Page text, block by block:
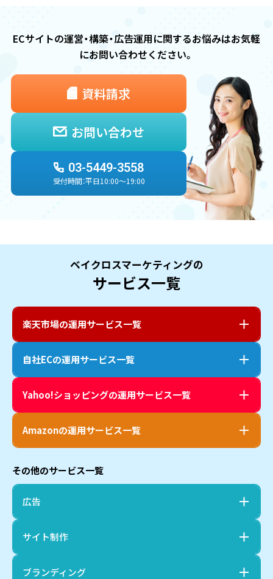
ECサイトの運営・構築・広告運用に関するお悩みはお気軽
にお問い合わせください。
03-5449-3558
受付時間：平日10:00〜19:00
お問い合わせ
資料請求
ベイクロスマーケティングの
サービス一覧
楽天市場の運用サービス一覧
自社ECの運用サービス一覧
Yahoo!ショッピングの運用サービス一覧
Amazonの運用サービス一覧
その他のサービス一覧
広告
サイト制作
ブランディング